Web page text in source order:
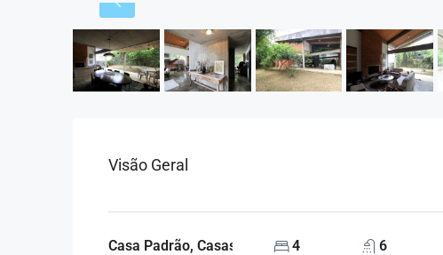
Visão Geral
Casa Padrão, Casas 4 6